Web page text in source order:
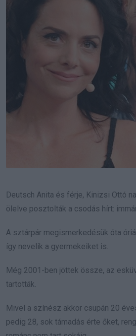
Deutsch Anita és férje, Kinizsi Ottó
ölelve posztolták a csodás hírt:
A sztárpár megismerkedésük óta
így nevelik a gyermekeiket is.
Még 2001-ben jöttek össze, az
tartották.
Mivel a színész akkor csupán 20
pedig 28, sok támadás érte őket,